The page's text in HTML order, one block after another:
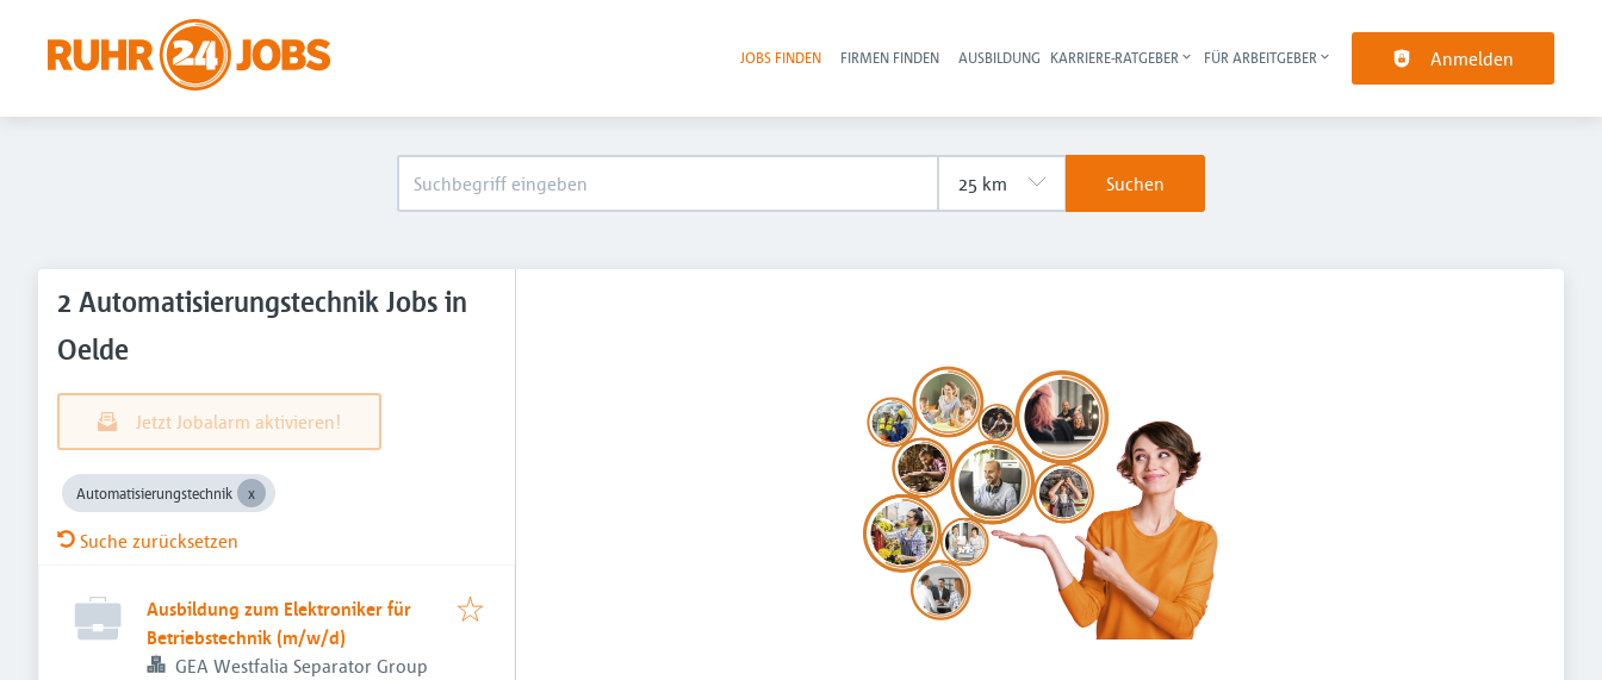
Haupt-Navigation
JOBS FINDEN FIRMEN FINDEN AUSBILDUNG KARRIERE-RATGEBER FÜR ARBEITGEBER Anmelden
Suchen
2 Automatisierungstechnik Jobs in
Oelde
Jetzt Jobalarm aktivieren!
Automatisierungstechnik
Suche zurücksetzen
Ausbildung zum Elektroniker für
Betriebstechnik (m/w/d)
GEA Westfalia Separator Group